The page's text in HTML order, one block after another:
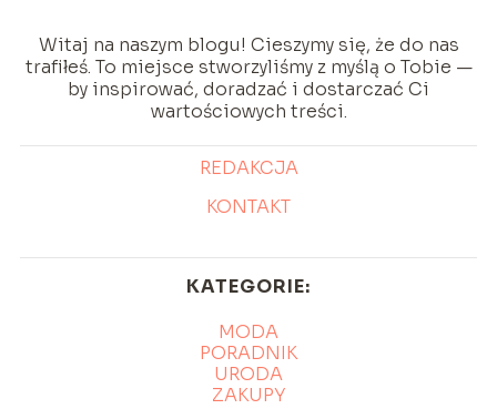
Witaj na naszym blogu! Cieszymy się, że do nas
trafiłeś. To miejsce stworzyliśmy z myślą o Tobie —
by inspirować, doradzać i dostarczać Ci
wartościowych treści.
REDAKCJA
KONTAKT
KATEGORIE:
MODA
PORADNIK
URODA
ZAKUPY